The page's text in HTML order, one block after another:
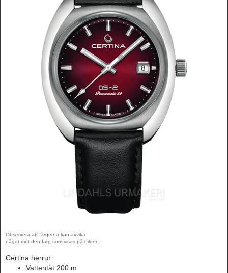
Observera att färgerna kan avvika
något mot den färg som visas på bilden
Certina herrur
Vattentät 200 m